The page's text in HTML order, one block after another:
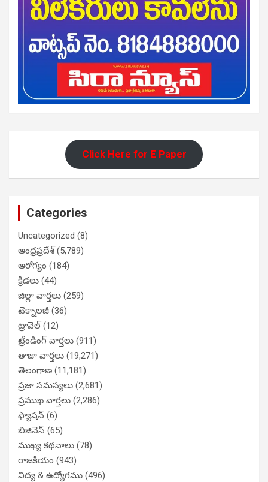
Click Here for E Paper
Categories
Uncategorized (8)
ఆంధ్రప్రదేశ్(5,789)
ఆరోగ్యం (184)
క్రీడలు (44)
జిల్లా వార్తలు (259)
టెక్నాలజీ (36)
ట్రావెల్(12)
ట్రేండింగ్ వార్తలు (911)
తాజా వార్తలు (19,271)
తెలంగాణ (11,181)
ప్రజా సమస్యలు (2,681)
ప్రముఖ వార్తలు (2,286)
ఫ్యాషన్ (6)
బిజినెస్ (65)
ముఖ్య కథనాలు (78)
రాజకీయం (943)
విద్య & ఉద్యోగము (496)